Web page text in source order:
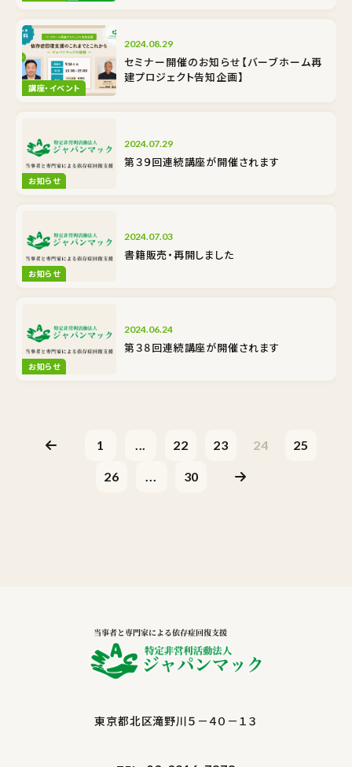
講座・イベント
2024.08.29
セミナー開催のお知らせ【バーブホーム再
建プロジェクト告知企画】
お知らせ
2024.07.29
第３９回連続講座が開催されます
お知らせ
2024.07.03
書籍販売・再開しました
お知らせ
2024.06.24
第３８回連続講座が開催されます
1 ... 22 23 24 25
26 ... 30
東京都北区滝野川５－４０－１３